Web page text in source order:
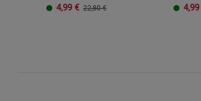
4,99 € 22,80 € 4,99